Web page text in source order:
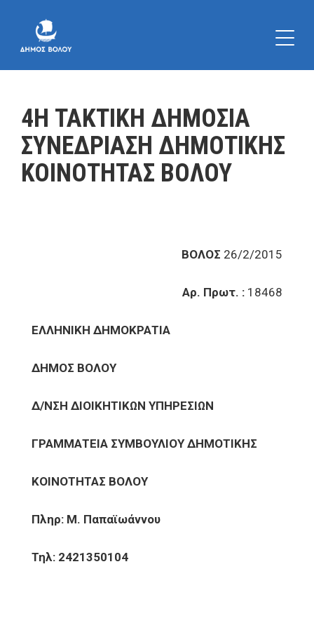
4Η ΤΑΚΤΙΚΗ ΔΗΜΟΣΙΑ
ΣΥΝΕΔΡΙΑΣΗ ΔΗΜΟΤΙΚΗΣ
ΚΟΙΝΟΤΗΤΑΣ ΒΟΛΟΥ
ΒΟΛΟΣ 26/2/2015
Αρ. Πρωτ. : 18468
ΕΛΛΗΝΙΚΗ ΔΗΜΟΚΡΑΤΙΑ
ΔΗΜΟΣ ΒΟΛΟΥ
Δ/ΝΣΗ ΔΙΟΙΚΗΤΙΚΩΝ ΥΠΗΡΕΣΙΩΝ
ΓΡΑΜΜΑΤΕΙΑ ΣΥΜΒΟΥΛΙΟΥ ΔΗΜΟΤΙΚΗΣ
ΚΟΙΝΟΤΗΤΑΣ ΒΟΛΟΥ
Πληρ: Μ. Παπαϊωάννου
Τηλ: 2421350104